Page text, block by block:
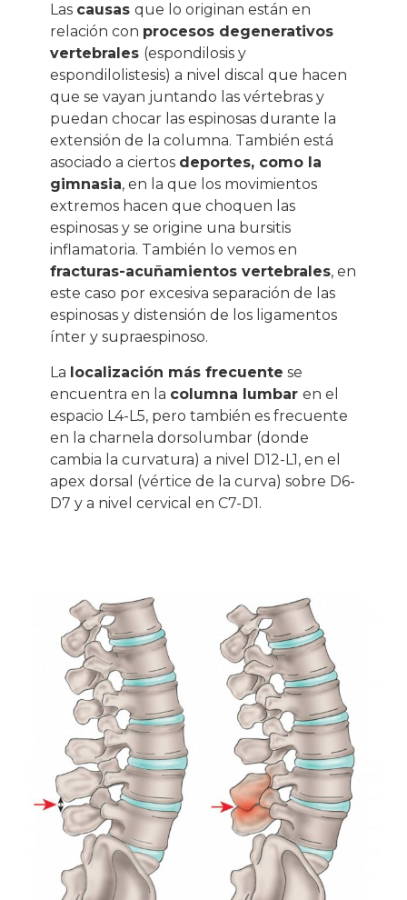
Las causas que lo originan están en
relación con procesos degenerativos
vertebrales (espondilosis y
espondilolistesis) a nivel discal que hacen
que se vayan juntando las vértebras y
puedan chocar las espinosas durante la
extensión de la columna. También está
asociado a ciertos deportes, como la
gimnasia, en la que los movimientos
extremos hacen que choquen las
espinosas y se origine una bursitis
inflamatoria. También lo vemos en
fracturas-acuñamientos vertebrales, en
este caso por excesiva separación de las
espinosas y distensión de los ligamentos
ínter y supraespinoso.
La localización más frecuente se
encuentra en la columna lumbar en el
espacio L4-L5, pero también es frecuente
en la charnela dorsolumbar (donde
cambia la curvatura) a nivel D12-L1, en el
apex dorsal (vértice de la curva) sobre D6-
D7 y a nivel cervical en C7-D1.